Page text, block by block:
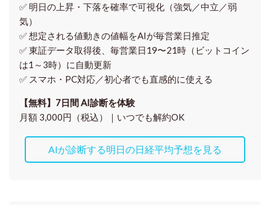
✅ 明日の上昇・下落を確率で可視化（強気／中立／弱
気）
✅ 想定される値動きの値幅をAIが毎営業日推定
✅ 東証データ取得後、 毎営業日19〜21時（ビットコイン
は1～3時）に自動更新
✅ スマホ・PC対応／初心者でも直感的に使える
【無料】7日間 AI診断を体験
月額 3,000円（税込）｜いつでも解約OK
AIが診断する明日の日経平均予想を見る